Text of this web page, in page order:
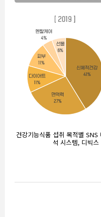
건강기능식품 섭취 목적별
석 시스템, 디빅